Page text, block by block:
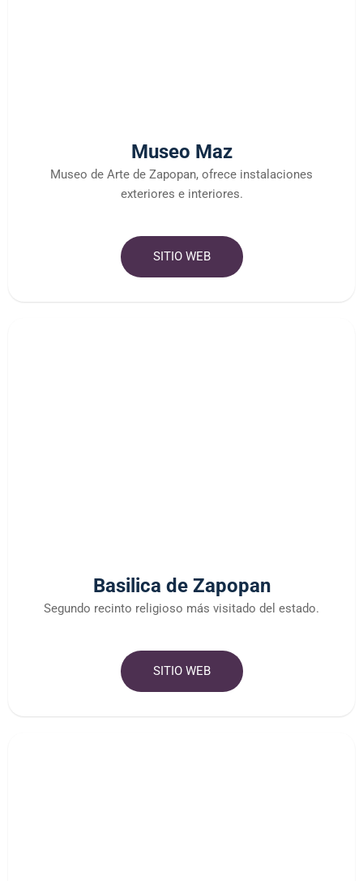
Museo Maz
Museo de Arte de Zapopan, ofrece instalaciones
exteriores e interiores.
SITIO WEB
Basilica de Zapopan
Segundo recinto religioso más visitado del estado.
SITIO WEB